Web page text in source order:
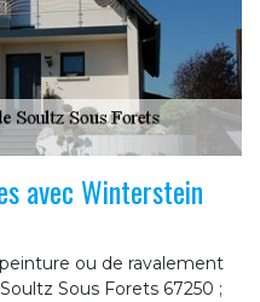
avec Winterstein
ou de ravalement
Sous Forets 67250 ;